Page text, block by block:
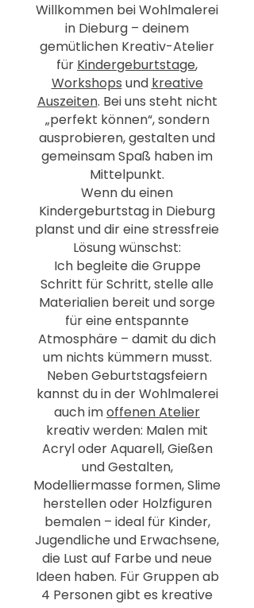
Willkommen bei Wohlmalerei
in Dieburg – deinem
gemütlichen Kreativ-Atelier
für Kindergeburtstage,
Workshops und kreative
Auszeiten. Bei uns steht nicht
„perfekt können“, sondern
ausprobieren, gestalten und
gemeinsam Spaß haben im
Mittelpunkt.
Wenn du einen
Kindergeburtstag in Dieburg
planst und dir eine stressfreie
Lösung wünschst:
Ich begleite die Gruppe
Schritt für Schritt, stelle alle
Materialien bereit und sorge
für eine entspannte
Atmosphäre – damit du dich
um nichts kümmern musst.
Neben Geburtstagsfeiern
kannst du in der Wohlmalerei
auch imoffenen Atelier
kreativ werden: Malen mit
Acryl oder Aquarell, Gießen
und Gestalten,
Modelliermasse formen, Slime
herstellen oder Holzfiguren
bemalen – ideal für Kinder,
Jugendliche und Erwachsene,
die Lust auf Farbe und neue
Ideen haben. Für Gruppen ab
4 Personen gibt es kreative